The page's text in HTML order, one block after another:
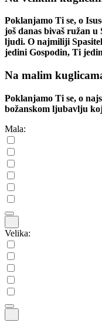
Poklanjamo Ti se, o
još danas bivaš ružan u
ljudi. O najmiliji
jedini Gospodin, Ti
Na malim
Poklanjamo Ti se, o
božanskom ljubavlju
Mala:
Velika: